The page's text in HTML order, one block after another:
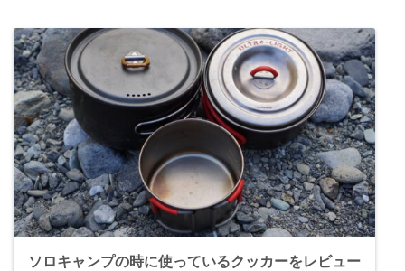
ソロキャンプの時に使っているクッカーをレビュー